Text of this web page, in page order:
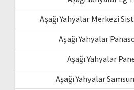
Aşağı Yahyalar Merkezi
Aşağı Yahyalar
Aşağı Yahyalar
Aşağı Yahyalar